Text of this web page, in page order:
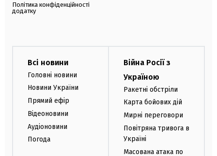
Політика конфіденційності
додатку
Всі новини
Головні новини
Новини України
Прямий ефір
Відеоновини
Аудіоновини
Погода
Війна Росії з
Україною
Ракетні обстріли
Карта бойових дій
Мирні переговори
Повітряна тривога в
Україні
Масована атака по